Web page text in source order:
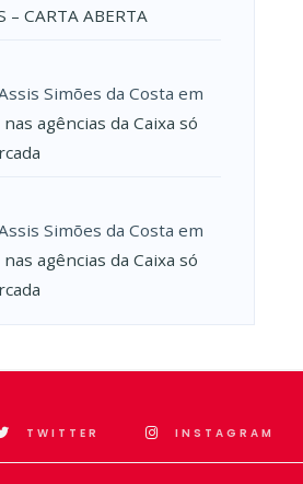
– CARTA ABERTA
Simões da Costa em
agências da Caixa só
Simões da Costa em
agências da Caixa só
TWITTER INSTAGRAM